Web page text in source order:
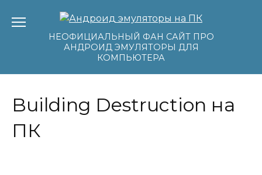
содержаниюНЕОФИЦИАЛЬНЫЙ ФАН САЙТ ПРО
АНДРОИД ЭМУЛЯТОРЫ ДЛЯ
КОМПЬЮТЕРА
Building Destruction на
ПК